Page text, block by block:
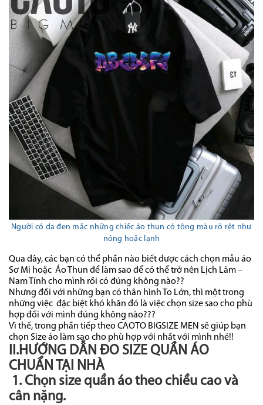
Người có da đen mặc những chiếc áo thun có tông màu rõ rệt như
nóng hoặc lạnh
Qua đây, các bạn có thể phần nào biết được cách chọn mẫu áo
Sơ Mi hoặc Áo Thun để làm sao để có thể trở nên Lịch Lãm –
Nam Tính cho mình rồi có đúng không nào??
Nhưng đối với những bạn có thân hình To Lớn, thì một trong
những việc đặc biệt khó khăn đó là việc chọn size sao cho phù
hợp đối với mình đúng không nào???
Vì thế, trong phần tiếp theo CAOTO BIGSIZE MEN sẽ giúp bạn
chọn Size áo làm sao cho phù hợp với nhất với mình nhé!!
II.HƯỚNG DẪN ĐO SIZE QUẦN ÁO
CHUẨN TẠI NHÀ
1. Chọn size quần áo theo chiều cao và
cân nặng.